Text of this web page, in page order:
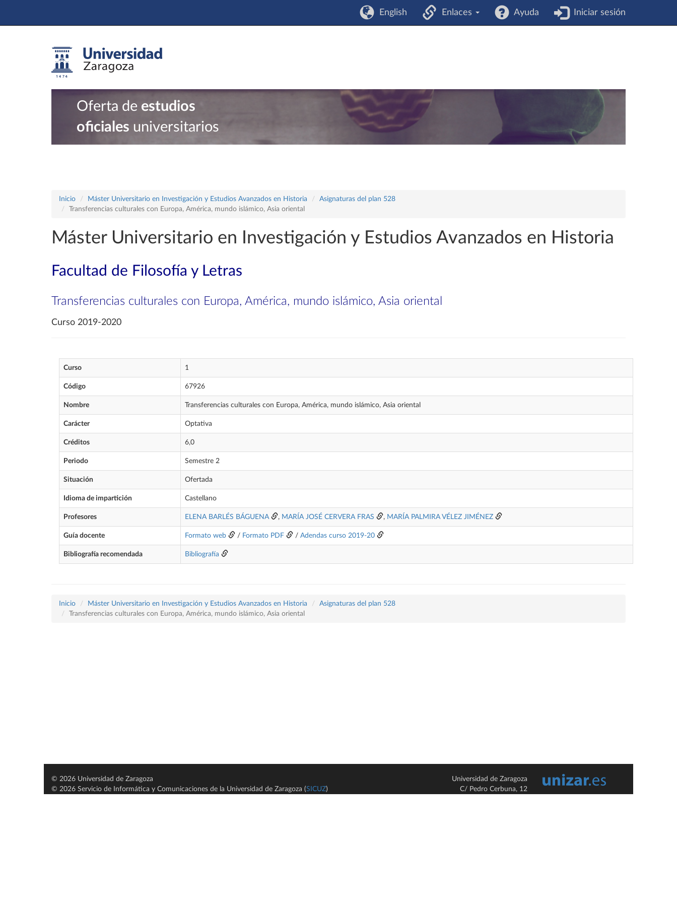
English Enlaces Ayuda Iniciar sesión
Oferta de estudios
oficiales universitarios
Inicio Máster Universitario en Investigación y Estudios Avanzados en Historia
Asignaturas del plan 528
Transferencias culturales con Europa, América, mundo islámico, Asia oriental
Máster Universitario en Investigación y Estudios Avanzados en Historia
Facultad de Filosofía y Letras
Transferencias culturales con Europa, América, mundo islámico, Asia oriental
Curso 2019-2020
Curso 1
Código 67926
Nombre Transferencias culturales con Europa, América, mundo islámico, Asia oriental
Carácter Optativa
Créditos 6,0
Periodo Semestre 2
Situación Ofertada
Idioma de impartición Castellano
Profesores ELENA BARLÉS BÁGUENA , MARÍA JOSÉ CERVERA FRAS , MARÍA PALMIRA VÉLEZ JIMÉNEZ
Guía docente Formato web / Formato PDF / Adendas curso 2019-20
Bibliografía recomendada Bibliografía
Inicio Máster Universitario en Investigación y Estudios Avanzados en Historia
Asignaturas del plan 528
Transferencias culturales con Europa, América, mundo islámico, Asia oriental
© 2026 Universidad de Zaragoza
© 2026 Servicio de Informática y Comunicaciones de la Universidad de Zaragoza (SICUZ)
Universidad de Zaragoza
C/ Pedro Cerbuna, 12